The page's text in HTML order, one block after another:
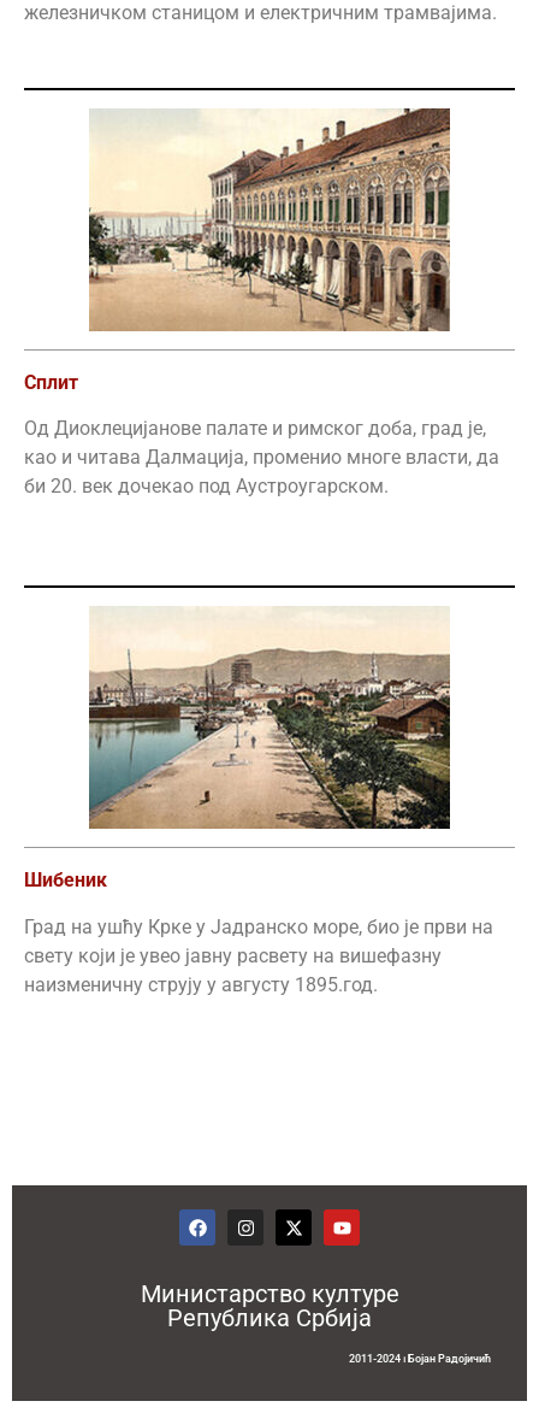
железничком станицом и електричним трамвајима.
Сплит
Од Диоклецијанове палате и римског доба, град је,
као и читава Далмација, променио многе власти, да
би 20. век дочекао под Аустроугарском.
Шибеник
Град на ушћу Крке у Јадранско море, био је први на
свету који је увео јавну расвету на вишефазну
наизменичну струју у августу 1895.год.
Министарство културе
Република Србија
2011-2024 ⏐ Бојан Радојичић